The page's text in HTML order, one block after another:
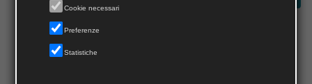
Cookie necessari
Preferenze
Statistiche